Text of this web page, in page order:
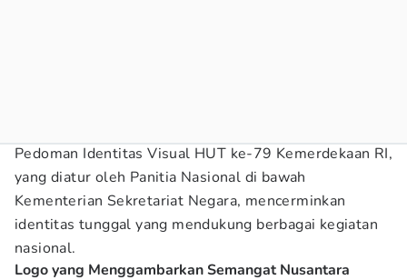
Pedoman Identitas Visual HUT ke-79 Kemerdekaan RI,
yang diatur oleh Panitia Nasional di bawah
Kementerian Sekretariat Negara, mencerminkan
identitas tunggal yang mendukung berbagai kegiatan
nasional.
Logo yang Menggambarkan Semangat Nusantara